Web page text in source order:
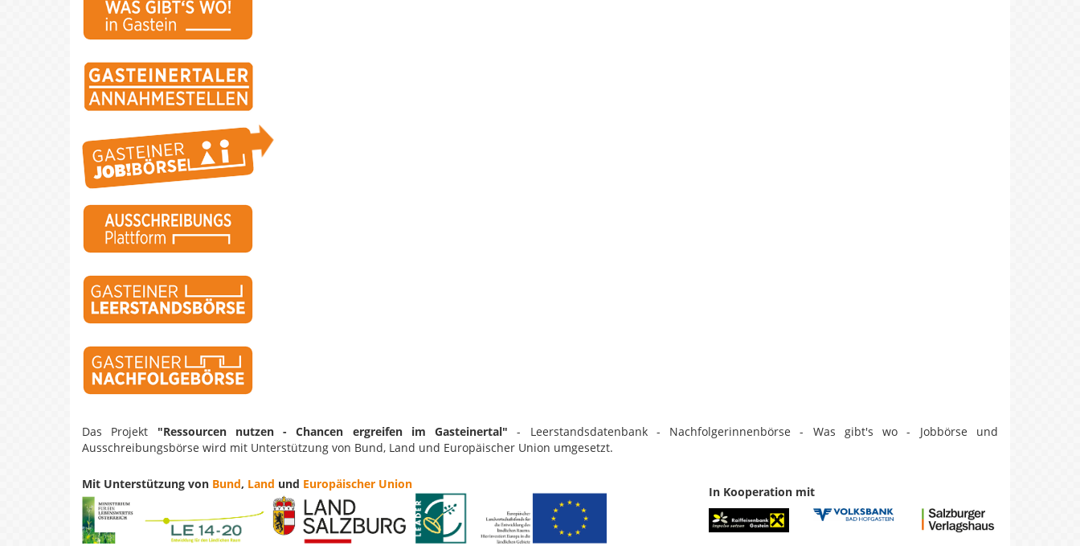
Das Projekt "Ressourcen nutzen - Chancen ergreifen im Gasteinertal" - Leerstandsdatenbank - Nachfolgerinnenbörse - Was gibt's wo - Jobbörse und
Ausschreibungsbörse wird mit Unterstützung von Bund, Land und Europäischer Union umgesetzt.
Mit Unterstützung von Bund, Land und Europäischer Union
In Kooperation mit